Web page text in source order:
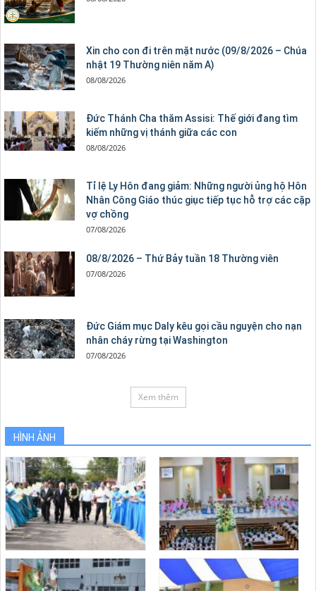
Xin cho con đi trên mặt nước (09/8/2026 – Chúa
nhật 19 Thường niên năm A)
08/08/2026
Đức Thánh Cha thăm Assisi: Thế giới đang tìm
kiếm những vị thánh giữa các con
08/08/2026
Tỉ lệ Ly Hôn đang giảm: Những người ủng hộ Hôn
Nhân Công Giáo thúc giục tiếp tục hỗ trợ các cặp
vợ chồng
07/08/2026
08/8/2026 – Thứ Bảy tuần 18 Thường viên
07/08/2026
Đức Giám mục Daly kêu gọi cầu nguyện cho nạn
nhân cháy rừng tại Washington
07/08/2026
Xem thêm
HÌNH ẢNH